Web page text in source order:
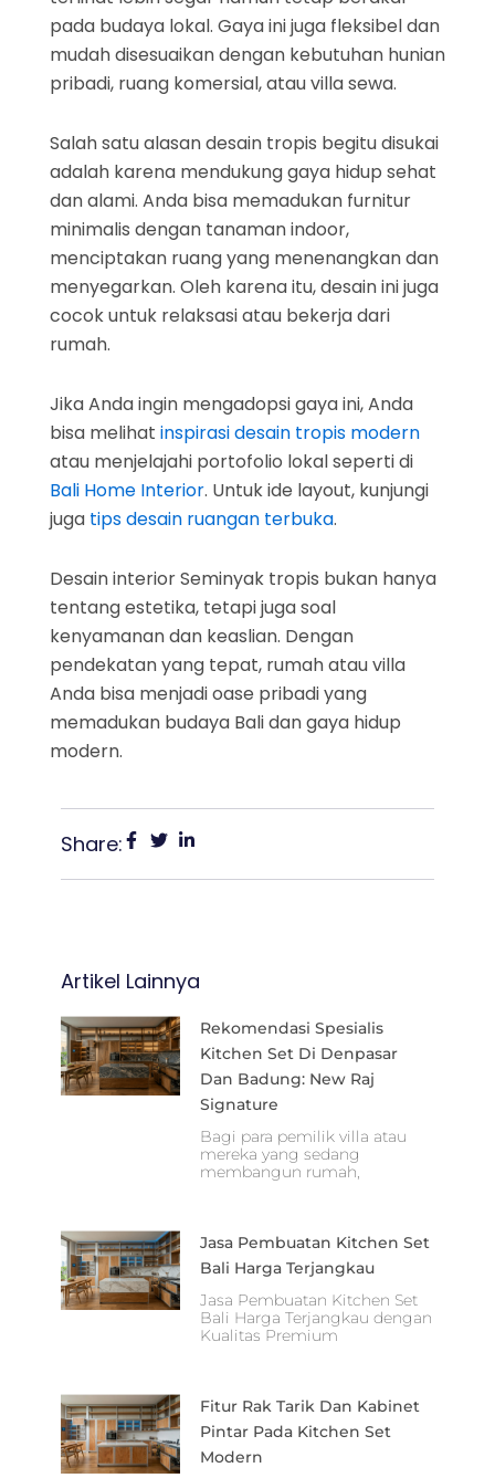
pada budaya lokal. Gaya ini juga fleksibel dan
mudah disesuaikan dengan kebutuhan hunian
pribadi, ruang komersial, atau villa sewa.
Salah satu alasan desain tropis begitu disukai
adalah karena mendukung gaya hidup sehat
dan alami. Anda bisa memadukan furnitur
minimalis dengan tanaman indoor,
menciptakan ruang yang menenangkan dan
menyegarkan. Oleh karena itu, desain ini juga
cocok untuk relaksasi atau bekerja dari
rumah.
Jika Anda ingin mengadopsi gaya ini, Anda
bisa melihat inspirasi desain tropis modern
atau menjelajahi portofolio lokal seperti di
Bali Home Interior. Untuk ide layout, kunjungi
juga tips desain ruangan terbuka.
Desain interior Seminyak tropis bukan hanya
tentang estetika, tetapi juga soal
kenyamanan dan keaslian. Dengan
pendekatan yang tepat, rumah atau villa
Anda bisa menjadi oase pribadi yang
memadukan budaya Bali dan gaya hidup
modern.
Share:
Artikel Lainnya
Rekomendasi Spesialis
Kitchen Set Di Denpasar
Dan Badung: New Raj
Signature
Bagi para pemilik villa atau
mereka yang sedang
membangun rumah,
Jasa Pembuatan Kitchen Set
Bali Harga Terjangkau
Jasa Pembuatan Kitchen Set
Bali Harga Terjangkau dengan
Kualitas Premium
Fitur Rak Tarik Dan Kabinet
Pintar Pada Kitchen Set
Modern